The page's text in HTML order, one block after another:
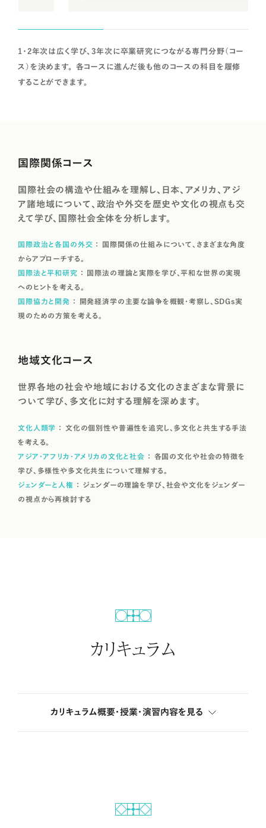
1・2年次は広く学び、3年次に卒業研究につながる専門分野（コー
ス）を決めます。 各コースに進んだ後も他のコースの科目を履修
することができます。
国際関係コース
国際社会の構造や仕組みを理解し、日本、アメリカ、アジ
ア諸地域について、政治や外交を歴史や文化の視点も交
えて学び、国際社会全体を分析します。
国際政治と各国の外交
国際関係の仕組みについて、さまざまな角度
からアプローチする。
国際法と平和研究
国際法の理論と実際を学び、平和な世界の実現
へのヒントを考える。
国際協力と開発
開発経済学の主要な論争を概観・考察し、SDGs実
現のための方策を考える。
地域文化コース
世界各地の社会や地域における文化のさまざまな背景に
ついて学び、多文化に対する理解を深めます。
文化人類学
文化の個別性や普遍性を追究し、多文化と共生する手法
を考える。
アジア・アフリカ・アメリカの文化と社会
各国の文化や社会の特徴を
学び、多様性や多文化共生について理解する。
ジェンダーと人権
ジェンダーの理論を学び、社会や文化をジェンダー
の視点から再検討する
カリキュラム
カリキュラム概要・授業・演習内容を 見る